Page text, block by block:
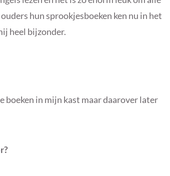
hun sprookjesboeken ken nu in het
heel bijzonder.
boeken in mijn kast maar daarover later